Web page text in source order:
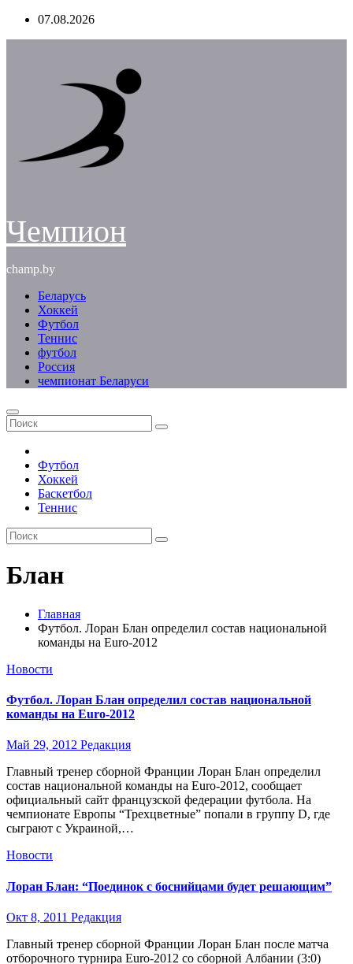
Перейти07.08.2026
Чемпион
champ.by
Беларусь
Хоккей
Футбол
Теннис
футбол
Россия
чемпионат Беларуси
Футбол
Хоккей
Баскетбол
Теннис
Блан
Главная
Футбол. Лоран Блан определил состав национальной
команды на Euro-2012
Новости
Футбол. Лоран Блан определил состав национальной
команды на Euro-2012
Май 29, 2012 Редакция
Главный тренер сборной Франции Лоран Блан определил
состав национальной команды на Euro-2012, сообщает
официальный сайт французской федерации футбола. На
чемпионате Европы “Трехцветные” попали в группу D, где
сыграют с Украиной,…
Новости
Лоран Блан: “Поединок с боснийцами будет решающим”
Окт 8, 2011 Редакция
Главный тренер сборной Франции Лоран Блан после матча
отборочного турнира Euro-2012 со сборной Албании (3:0)